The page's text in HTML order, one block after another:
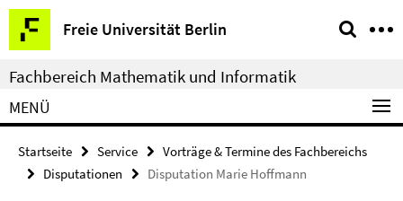
Springe
direkt
zu
Inhalt
Freie Universität Berlin
Service-
Navigation
Fachbereich Mathematik und Informatik
MENÜ
Startseite Service
Vorträge & Termine des Fachbereichs
Disputationen
Disputation Marie Hoffmann